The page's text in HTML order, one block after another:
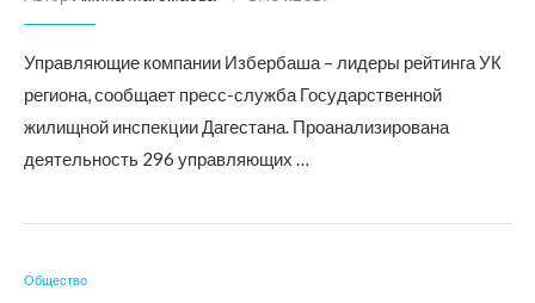
Управляющие компании Избербаша – лидеры рейтинга УК
региона, сообщает пресс-служба Государственной
жилищной инспекции Дагестана. Проанализирована
деятельность 296 управляющих …
Общество